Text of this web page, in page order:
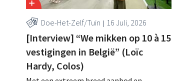
Doe-Het-Zelf/Tuin 16 Juli, 2026
[Interview] “We mikken op 10 à 15
vestigingen in België” (Loïc
Hardy, Colos)